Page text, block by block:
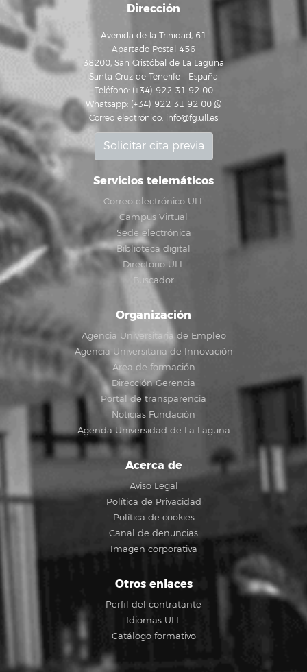
Dirección
Avenida de la Trinidad, 61
Apartado Postal 456
38200, San Cristóbal de La Laguna
Santa Cruz de Tenerife - España
Teléfono: (+34) 922 31 92 00
Whatsapp: (+34) 922 31 92 00
Correo electrónico: info@fg.ull.es
Solicitar cita previa
Servicios telemáticos
Correo electrónico ULL
Campus Virtual
Sede electrónica
Biblioteca digital
Directorio ULL
Buscador
Organización
Agencia Universitaria de Empleo
Agencia Universitaria de Innovación
Área de formación
Dirección Gerencia
Portal de transparencia
Noticias Fundación
Agenda Universidad de La Laguna
Acerca de
Aviso Legal
Política de Privacidad
Política de cookies
Canal de denuncias
Imagen corporativa
Otros enlaces
Perfil del contratante
Idiomas ULL
Catálogo formativo